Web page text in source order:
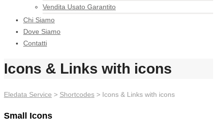
Vendita Usato Garantito
Chi Siamo
Dove Siamo
Contatti
Icons & Links with icons
Eledata Service > Shortcodes > Icons & Links with icons
Small Icons